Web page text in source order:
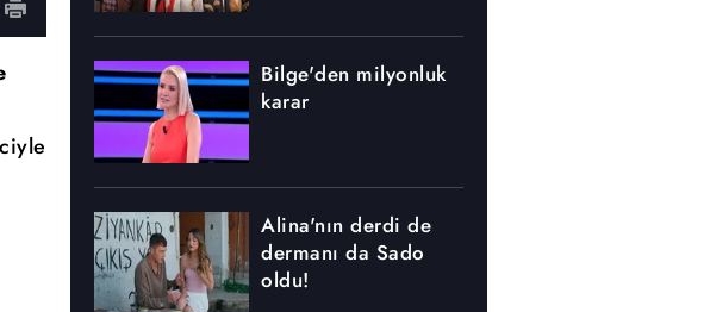
Bilge'den milyonluk
karar
Alina'nın derdi de
dermanı da Sado
oldu!